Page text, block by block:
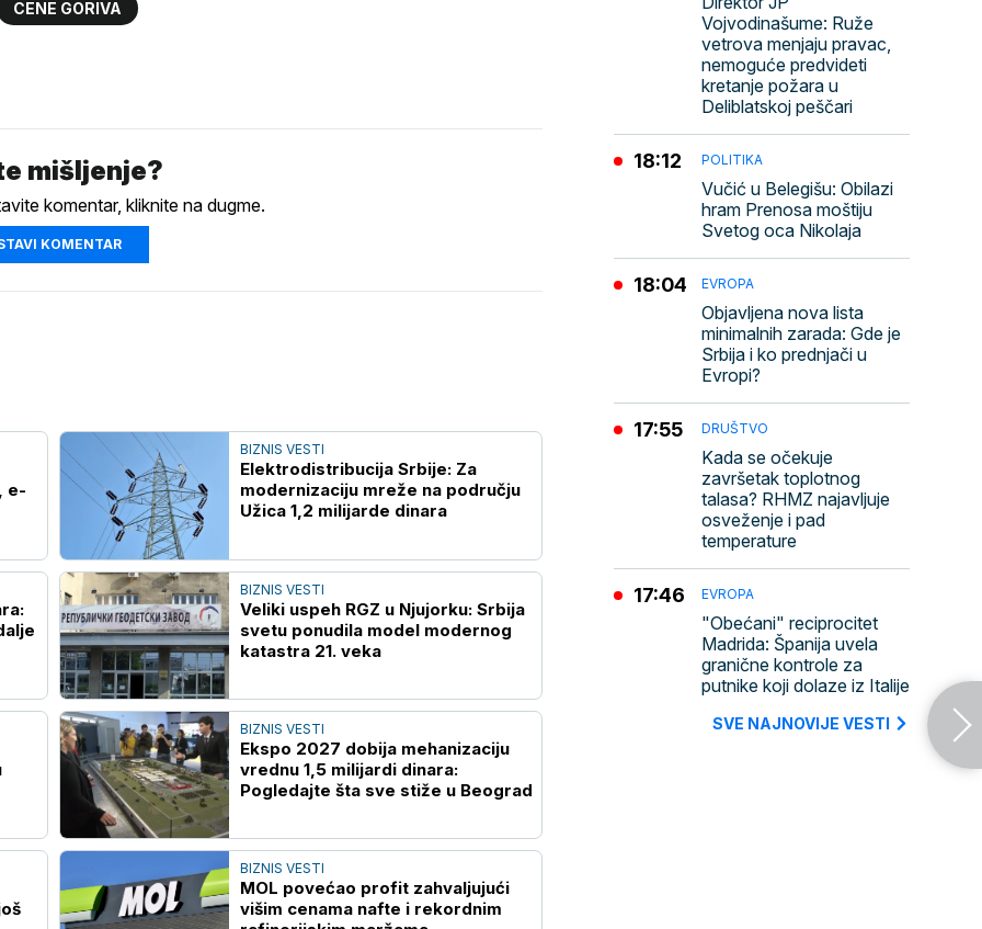
CENE GORIVA
mišljenje?
komentar, kliknite na dugme.
KOMENTAR
e-
BIZNIS VESTI
Elektrodistribucija Srbije: Za
modernizaciju mreže na području
Užica 1,2 milijarde dinara
BIZNIS VESTI
Veliki uspeh RGZ u Njujorku: Srbija
svetu ponudila model modernog
katastra 21. veka
BIZNIS VESTI
Ekspo 2027 dobija mehanizaciju
vrednu 1,5 milijardi dinara:
Pogledajte šta sve stiže u Beograd
BIZNIS VESTI
MOL povećao profit zahvaljujući
višim cenama nafte i rekordnim
Vojvodinašume: Ruže
vetrova menjaju pravac,
nemoguće predvideti
kretanje požara u
Deliblatskoj peščari
POLITIKA
Vučić u Belegišu: Obilazi
hram Prenosa moštiju
Svetog oca Nikolaja
18:12
EVROPA
Objavljena nova lista
minimalnih zarada: Gde je
Srbija i ko prednjači u
Evropi?
18:04
DRUŠTVO
Kada se očekuje
završetak toplotnog
talasa? RHMZ najavljuje
osveženje i pad
temperature
17:55
EVROPA
"Obećani" reciprocitet
Madrida: Španija uvela
granične kontrole za
putnike koji dolaze iz Italije
17:46
SVE NAJNOVIJE VESTI